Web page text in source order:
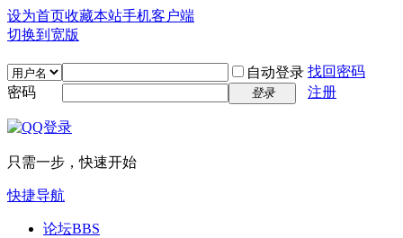
设为首页收藏本站手机客户端
切换到宽版
自动登录 找回密码
密码
登录 注册
只需一步，快速开始
快捷导航
论坛BBS